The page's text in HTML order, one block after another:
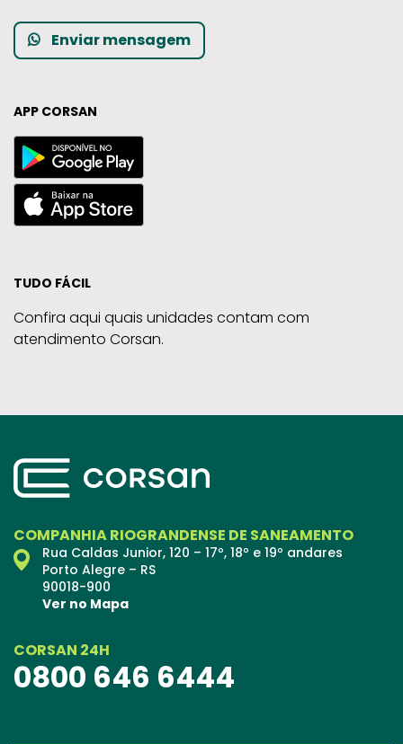
Enviar mensagem
APP CORSAN
TUDO FÁCIL
Confira aqui quais unidades contam com
atendimento Corsan.
COMPANHIA RIOGRANDENSE DE SANEAMENTO
Rua Caldas Junior, 120 – 17º, 18º e 19º andares
Porto Alegre – RS
90018-900
Ver no Mapa
CORSAN 24H
0800 646 6444